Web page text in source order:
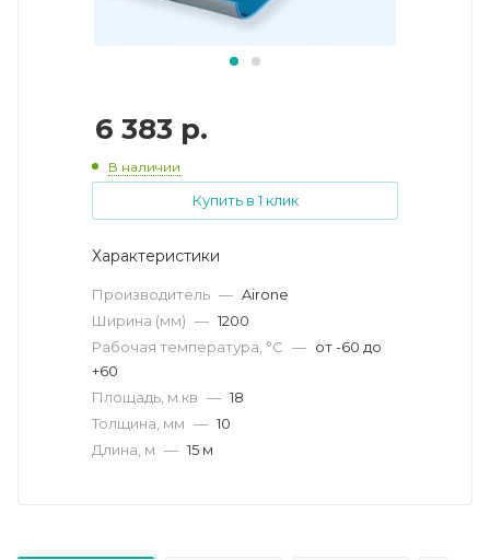
6 383 р.
В наличии
Купить в 1 клик
Характеристики
Производитель — Airone
Ширина (мм) — 1200
Рабочая температура, °С — от -60 до
+60
Площадь, м.кв — 18
Толщина, мм — 10
Длина, м — 15 м